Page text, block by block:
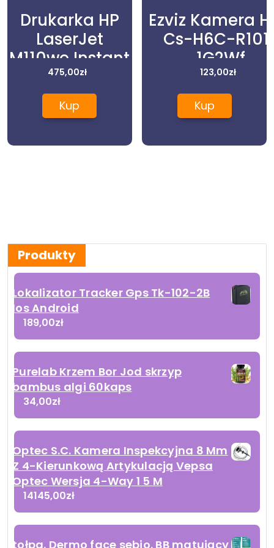
Drukarka HP
LaserJet
M110we Instant
Ink (7MD66E)
475,00zł
Kup
Ezviz Kamera
Cs-H6C-
1G2Wf
123,00zł
Kup
Produkty
Lokalizator Tracker Gps Tk-102-2B
Ios Android
189,00zł
Purelab Krzem Bor Jod skrzyp
bambus algi 60kaps
34,00zł
Optec S.C. Kamera Inspekcyjna 8 Mm
Z 4-Kierunkową Artykulacją Vepsa
Optec Wersja 4-Way 1 5 M
14145,00zł
tołpa. Dermo face sebio. BB matujący